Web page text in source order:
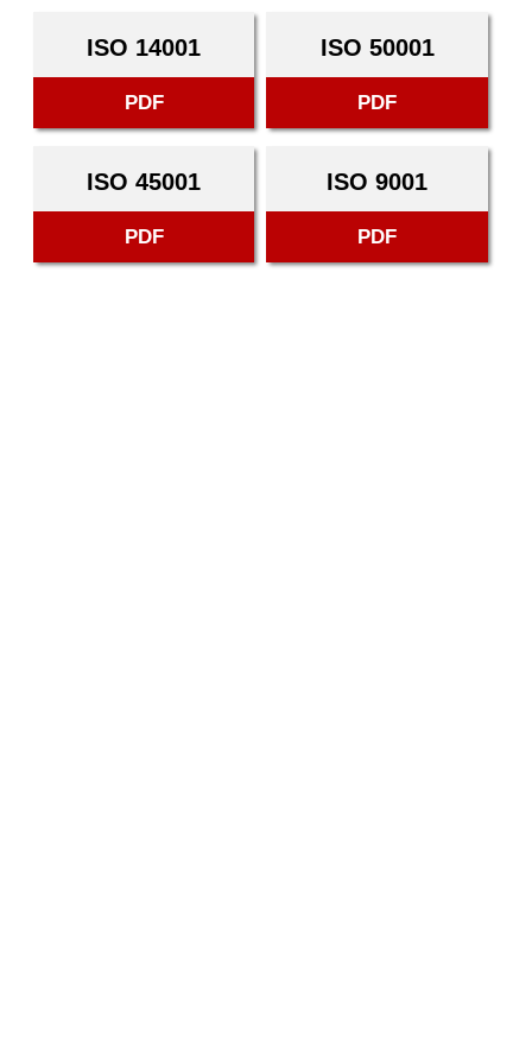
ISO 14001
PDF
ISO 50001
PDF
ISO 45001
PDF
ISO 9001
PDF